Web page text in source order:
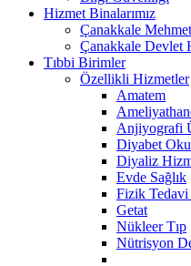
Hizmet Binalarımız
Çanakkale
Çanakkale Devlet
Tıbbi Birimler
Özellikli Hizmetler
Amatem
Anjiyografi
Diyabet
Diyaliz
Evde Sağlık
Fizik Tedavi
Getat
Nükleer Tıp
Nütrisyon